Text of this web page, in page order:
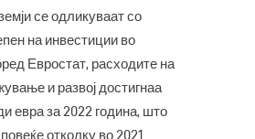
се одликуваат со
на инвестиции во
Евростат, расходите на
и развој достигнаа
евра за 2022 година, што
отколку во 2021